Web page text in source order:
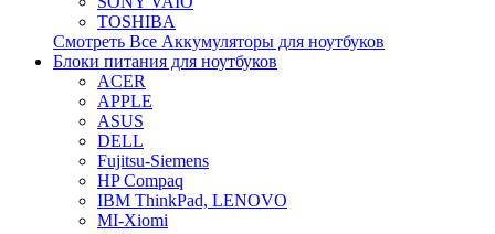
TOSHIBA
Смотреть Все Аккумуляторы для ноутбуков
Блоки питания для ноутбуков
ACER
APPLE
ASUS
DELL
Fujitsu-Siemens
HP Compaq
IBM ThinkPad, LENOVO
MI-Xiomi